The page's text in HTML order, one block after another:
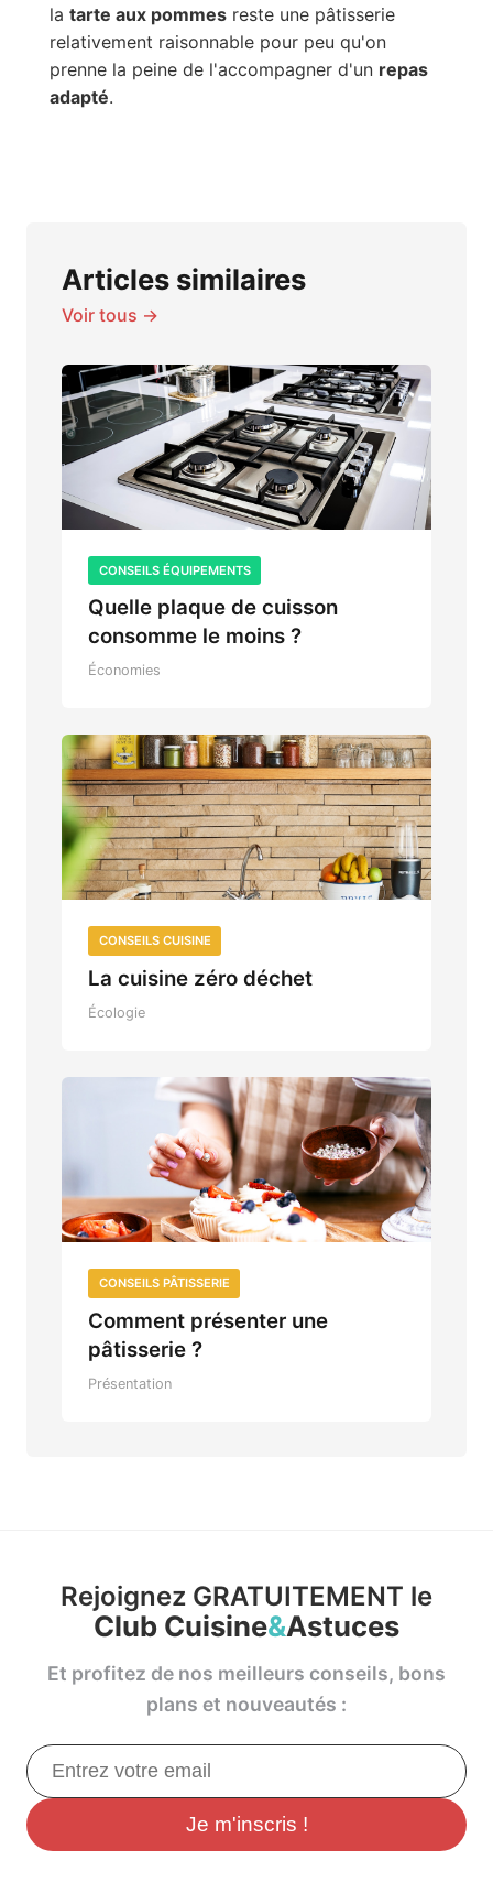
la tarte aux pommesreste une pâtisserie
relativement raisonnable pour peu qu'on
prenne la peine de l'accompagner d'un repas
adapté.
Articles similaires
Voir tous →
CONSEILS ÉQUIPEMENTS
Quelle plaque de cuisson
consomme le moins ?
Économies
CONSEILS CUISINE
La cuisine zéro déchet
Écologie
CONSEILS PÂTISSERIE
Comment présenter une
pâtisserie ?
Présentation
Rejoignez GRATUITEMENT le
Club Cuisine&Astuces
Et profitez de nos meilleurs conseils, bons
plans et nouveautés :
Je m'inscris !